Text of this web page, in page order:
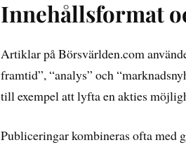
Innehållsformat
Artiklar på Börsvärlden.com
framtid”, “analys” och
till exempel att lyfta en akties
Publiceringar kombineras ofta med